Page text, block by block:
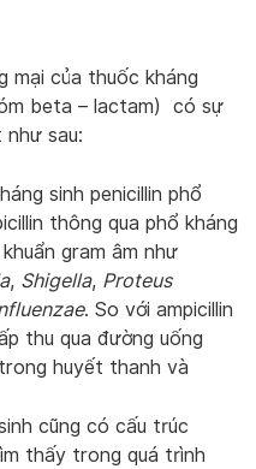
mại của thuốc kháng
beta – lactam) có sự
sau:
sinh penicillin phổ
thông qua phổ kháng
gram âm như
, Shigella, Proteus
. So với ampicillin
thu qua đường uống
huyết thanh và
cũng có cấu trúc
thấy trong quá trình